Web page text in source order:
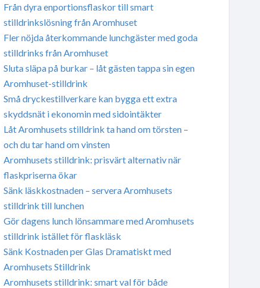
Från dyra enportionsflaskor till smart
stilldrinkslösning från Aromhuset
Fler nöjda återkommande lunchgäster med goda
stilldrinks från Aromhuset
Sluta släpa på burkar – låt gästen tappa sin egen
Aromhuset-stilldrink
Små dryckestillverkare kan bygga ett extra
skyddsnät i ekonomin med sidointäkter
Låt Aromhusets stilldrink ta hand om törsten –
och du tar hand om vinsten
Aromhusets stilldrink: prisvärt alternativ när
flaskpriserna ökar
Sänk läskkostnaden – servera Aromhusets
stilldrink till lunchen
Gör dagens lunch lönsammare med Aromhusets
stilldrink istället för flaskläsk
Sänk Kostnaden per Glas Dramatiskt med
Aromhusets Stilldrink
Aromhusets stilldrink: smart val för både